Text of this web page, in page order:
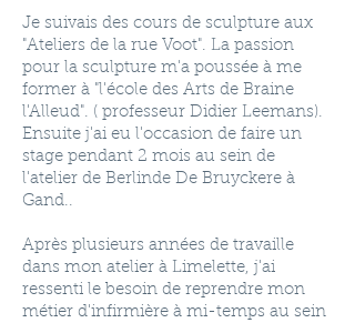
Je suivais des cours de sculpture aux
"Ateliers de la rue Voot". La passion
pour la sculpture m'a poussée à me
former à "l'école des Arts de Braine
l'Alleud". ( professeur Didier Leemans).
Ensuite j'ai eu l'occasion de faire un
stage pendant 2 mois au sein de
l'atelier de Berlinde De Bruyckere à
Gand..
Après plusieurs années de travaille
dans mon atelier à Limelette, j'ai
ressenti le besoin de reprendre mon
métier d'infirmière à mi-temps au sein